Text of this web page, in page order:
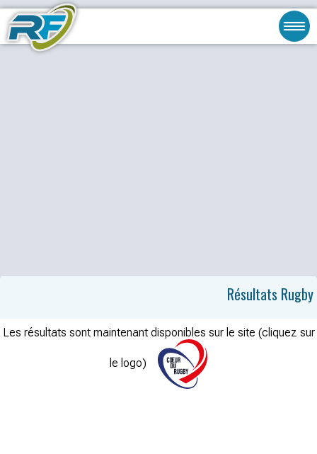
Résultats Rugby
Les résultats sont maintenant disponibles sur le site (cliquez sur
le logo)